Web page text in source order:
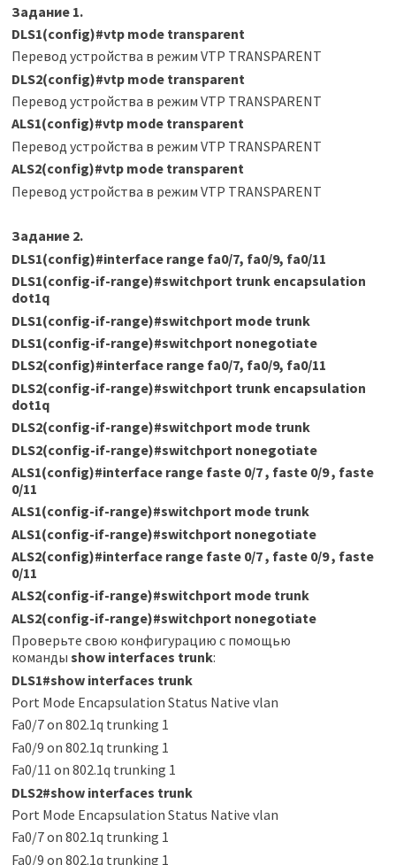
Задание 1.
DLS1(config)#vtp mode transparent
Перевод устройства в режим VTP TRANSPARENT
DLS2(config)#vtp mode transparent
Перевод устройства в режим VTP TRANSPARENT
ALS1(config)#vtp mode transparent
Перевод устройства в режим VTP TRANSPARENT
ALS2(config)#vtp mode transparent
Перевод устройства в режим VTP TRANSPARENT
Задание 2.
DLS1(config)#interface range fa0/7, fa0/9, fa0/11
DLS1(config-if-range)#switchport trunk encapsulation
dot1q
DLS1(config-if-range)#switchport mode trunk
DLS1(config-if-range)#switchport nonegotiate
DLS2(config)#interface range fa0/7, fa0/9, fa0/11
DLS2(config-if-range)#switchport trunk encapsulation
dot1q
DLS2(config-if-range)#switchport mode trunk
DLS2(config-if-range)#switchport nonegotiate
ALS1(config)#interface range faste 0/7 , faste 0/9 , faste
0/11
ALS1(config-if-range)#switchport mode trunk
ALS1(config-if-range)#switchport nonegotiate
ALS2(config)#interface range faste 0/7 , faste 0/9 , faste
0/11
ALS2(config-if-range)#switchport mode trunk
ALS2(config-if-range)#switchport nonegotiate
Проверьте свою конфигурацию с помощью
команды show interfaces trunk:
DLS1#show interfaces trunk
Port Mode Encapsulation Status Native vlan
Fa0/7 on 802.1q trunking 1
Fa0/9 on 802.1q trunking 1
Fa0/11 on 802.1q trunking 1
DLS2#show interfaces trunk
Port Mode Encapsulation Status Native vlan
Fa0/7 on 802.1q trunking 1
Fa0/9 on 802.1q trunking 1